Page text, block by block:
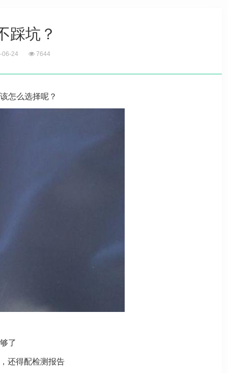
踩坑？
24 7644
怎么选择呢？
了
还得配检测报告